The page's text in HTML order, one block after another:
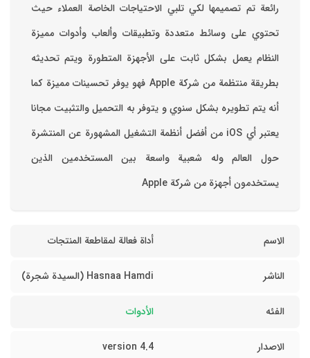
رائعة تم تصميمها لكي تلبي الاحتياجات الخاصة العملاء حيث
تحتوي على وسائط متعددة وتطبيقات وألعاب وأدوات مميزة
‏النظام يعمل بشكل ثابت على الأجهزة المتطورة ويتم تحديثه
بطريقة منتظمة من شركة Apple فهو يوفر تحسينات مميزة كما
أنه يتم تطويره بشكل سنوي و يتوفر به التحميل والتثبيت مجانا
‏يعتبر أي iOS من أفضل أنظمة التشغيل المشهورة عن المنتشرة
حول العالم وله شعبية واسعة بين المستخدمين الذين
يستخدمون أجهزة من شركة Apple
الاسم أداة فعالة لمقاطعة المنتجات
الناشر Hasnaa Hamdi (السيدة شجرة)
الفئه الأدوات
الاصدار version 4.4